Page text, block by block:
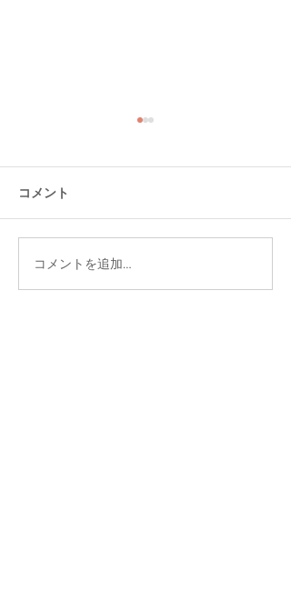
大分ローカルタレント的
タニラーわくわく空間
コメント
コメントを追加…